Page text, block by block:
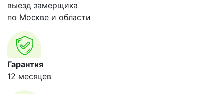
выезд замерщика
по Москве и области
Гарантия
12 месяцев